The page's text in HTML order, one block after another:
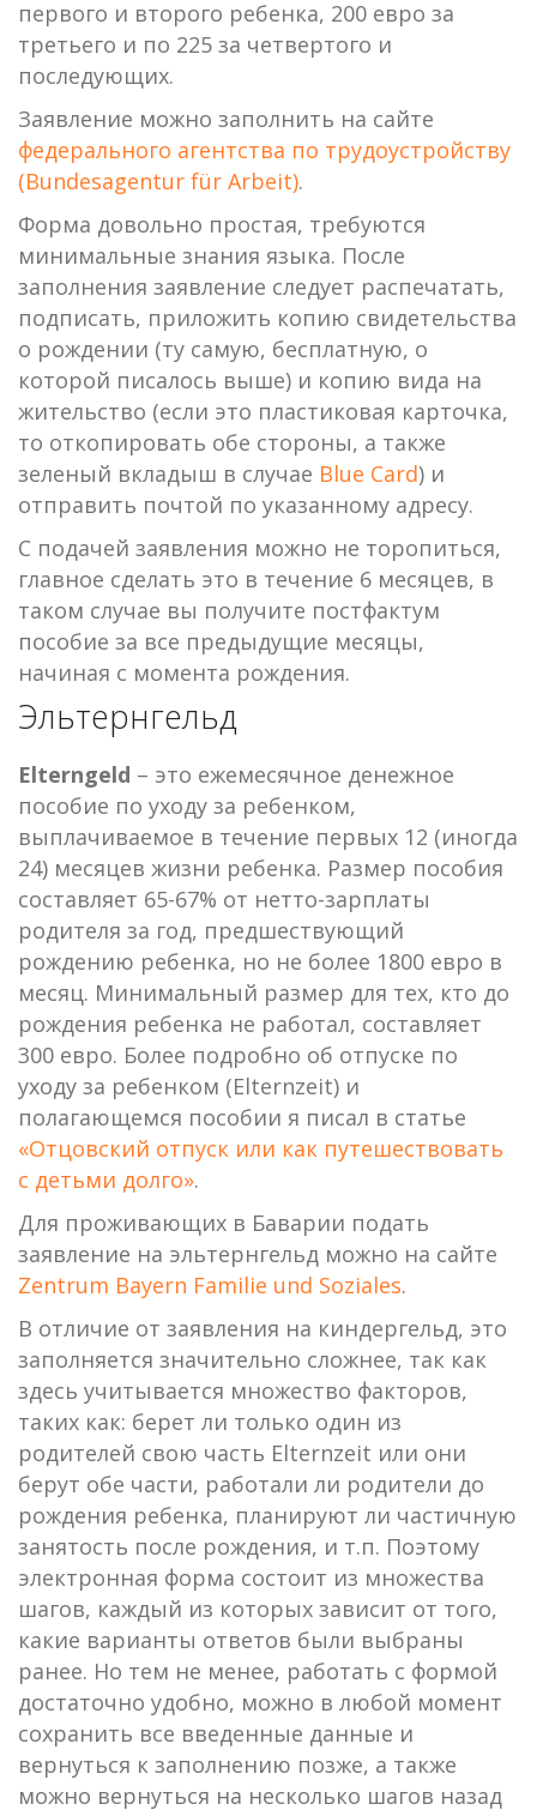
первого и второго ребенка, 200 евро за
третьего и по 225 за четвертого и
последующих.
Заявление можно заполнить на сайте
федерального агентства по трудоустройству
(Bundesagentur für Arbeit).
Форма довольно простая, требуются
минимальные знания языка. После
заполнения заявление следует распечатать,
подписать, приложить копию свидетельства
о рождении (ту самую, бесплатную, о
которой писалось выше) и копию вида на
жительство (если это пластиковая карточка,
то откопировать обе стороны, а также
зеленый вкладыш в случае Blue Card) и
отправить почтой по указанному адресу.
С подачей заявления можно не торопиться,
главное сделать это в течение 6 месяцев, в
таком случае вы получите постфактум
пособие за все предыдущие месяцы,
начиная с момента рождения.
Эльтернгельд
Elterngeld – это ежемесячное денежное
пособие по уходу за ребенком,
выплачиваемое в течение первых 12 (иногда
24) месяцев жизни ребенка. Размер пособия
составляет 65-67% от нетто-зарплаты
родителя за год, предшествующий
рождению ребенка, но не более 1800 евро в
месяц. Минимальный размер для тех, кто до
рождения ребенка не работал, составляет
300 евро. Более подробно об отпуске по
уходу за ребенком (Elternzeit) и
полагающемся пособии я писал в статье
«Отцовский отпуск или как путешествовать
с детьми долго».
Для проживающих в Баварии подать
заявление на эльтернгельд можно на сайте
Zentrum Bayern Familie und Soziales.
В отличие от заявления на киндергельд, это
заполняется значительно сложнее, так как
здесь учитывается множество факторов,
таких как: берет ли только один из
родителей свою часть Elternzeit или они
берут обе части, работали ли родители до
рождения ребенка, планируют ли частичную
занятость после рождения, и т.п. Поэтому
электронная форма состоит из множества
шагов, каждый из которых зависит от того,
какие варианты ответов были выбраны
ранее. Но тем не менее, работать с формой
достаточно удобно, можно в любой момент
сохранить все введенные данные и
вернуться к заполнению позже, а также
можно вернуться на несколько шагов назад